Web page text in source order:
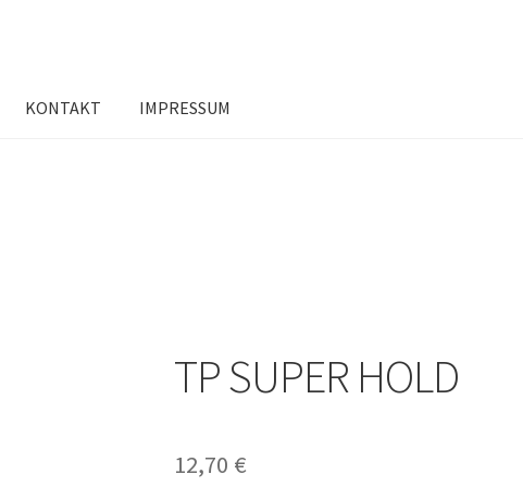
KONTAKT IMPRESSUM
TP SUPER HOLD
12,70 €